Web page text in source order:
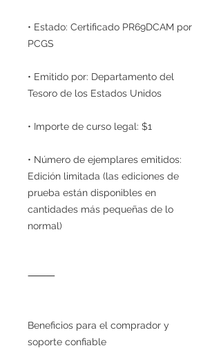
• Estado: Certificado PR69DCAM por
PCGS
• Emitido por: Departamento del
Tesoro de los Estados Unidos
• Importe de curso legal: $1
• Número de ejemplares emitidos:
Edición limitada (las ediciones de
prueba están disponibles en
cantidades más pequeñas de lo
normal)
⸻
Beneficios para el comprador y
soporte confiable